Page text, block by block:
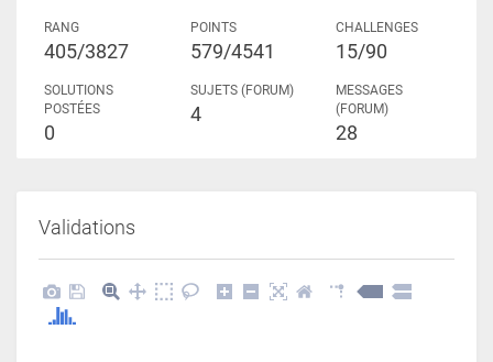
RANG
405/3827
POINTS
579/4541
CHALLENGES
15/90
SOLUTIONS
POSTÉES
0
SUJETS (FORUM)
4
MESSAGES
(FORUM)
28
Validations